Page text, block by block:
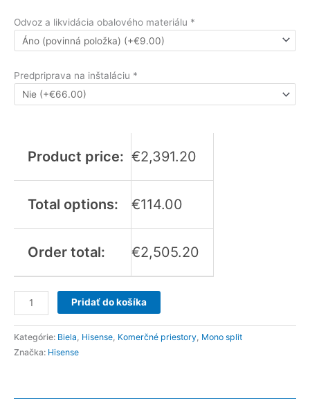
Odvoz a likvidácia obalového materiálu *
Predpriprava na inštaláciu *
Product price: €2,391.20
Total options: €114.00
Order total: €2,505.20
Pridať do košíka
Kategórie: Biela Hisense Komerčné priestory Mono split
Značka: Hisense